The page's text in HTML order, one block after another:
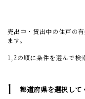
売出中・貸出中の住戸の
ます。
1,2の順に条件を選んで検
1 都道府県を選択して